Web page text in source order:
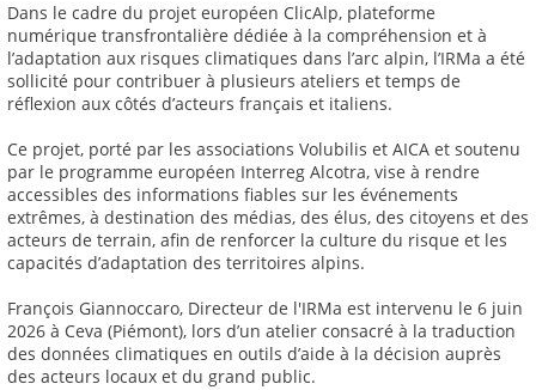
Dans le cadre du projet européen ClicAlp, plateforme
numérique transfrontalière dédiée à la compréhension et à
l’adaptation aux risques climatiques dans l’arc alpin, l’IRMa a été
sollicité pour contribuer à plusieurs ateliers et temps de
réflexion aux côtés d’acteurs français et italiens.
Ce projet, porté par les associations Volubilis et AICA et soutenu
par le programme européen Interreg Alcotra, vise à rendre
accessibles des informations fiables sur les événements
extrêmes, à destination des médias, des élus, des citoyens et des
acteurs de terrain, afin de renforcer la culture du risque et les
capacités d’adaptation des territoires alpins.
François Giannoccaro, Directeur de l'IRMa est intervenu le 6 juin
2026 à Ceva (Piémont), lors d’un atelier consacré à la traduction
des données climatiques en outils d’aide à la décision auprès
des acteurs locaux et du grand public.